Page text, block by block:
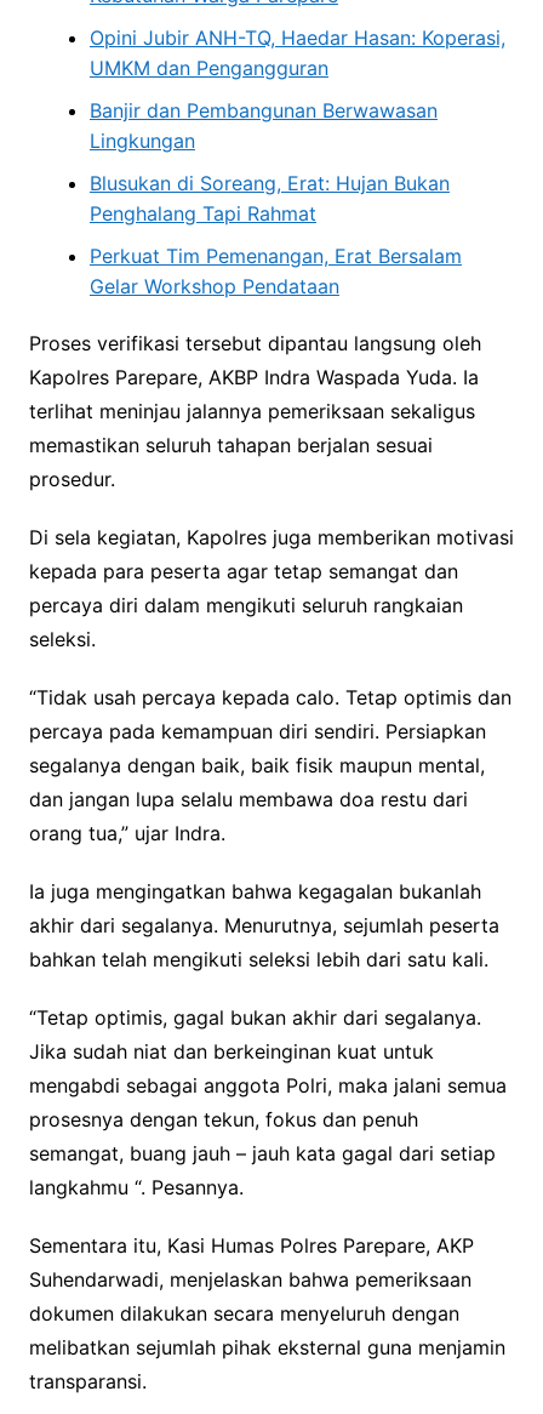
Opini Jubir ANH-TQ, Haedar Hasan: Koperasi,
UMKM dan Pengangguran
Banjir dan Pembangunan Berwawasan
Lingkungan
Blusukan di Soreang, Erat: Hujan Bukan
Penghalang Tapi Rahmat
Perkuat Tim Pemenangan, Erat Bersalam
Gelar Workshop Pendataan
Proses verifikasi tersebut dipantau langsung oleh
Kapolres Parepare, AKBP Indra Waspada Yuda. Ia
terlihat meninjau jalannya pemeriksaan sekaligus
memastikan seluruh tahapan berjalan sesuai
prosedur.
Di sela kegiatan, Kapolres juga memberikan motivasi
kepada para peserta agar tetap semangat dan
percaya diri dalam mengikuti seluruh rangkaian
seleksi.
“Tidak usah percaya kepada calo. Tetap optimis dan
percaya pada kemampuan diri sendiri. Persiapkan
segalanya dengan baik, baik fisik maupun mental,
dan jangan lupa selalu membawa doa restu dari
orang tua,” ujar Indra.
Ia juga mengingatkan bahwa kegagalan bukanlah
akhir dari segalanya. Menurutnya, sejumlah peserta
bahkan telah mengikuti seleksi lebih dari satu kali.
“Tetap optimis, gagal bukan akhir dari segalanya.
Jika sudah niat dan berkeinginan kuat untuk
mengabdi sebagai anggota Polri, maka jalani semua
prosesnya dengan tekun, fokus dan penuh
semangat, buang jauh – jauh kata gagal dari setiap
langkahmu “. Pesannya.
Sementara itu, Kasi Humas Polres Parepare, AKP
Suhendarwadi, menjelaskan bahwa pemeriksaan
dokumen dilakukan secara menyeluruh dengan
melibatkan sejumlah pihak eksternal guna menjamin
transparansi.